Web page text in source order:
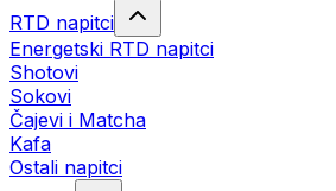
RTD napitci
Energetski RTD napitci
Shotovi
Sokovi
Čajevi i Matcha
Kafa
Ostali napitci